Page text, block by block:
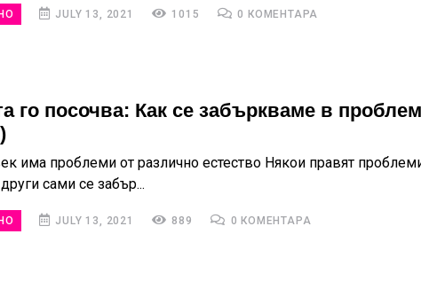
JULY 13, 2021 1015 0 КОМЕНТАРА
го посочва: Как се забъркваме в
има проблеми от различно естество Някои правят
сами се забър...
JULY 13, 2021 889 0 КОМЕНТАРА